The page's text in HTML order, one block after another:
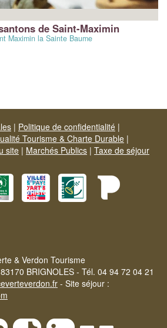
de Saint-Maximin
Maximin la Sainte Baume
| Politique de confidentialité |
Tourisme & Charte Durable |
site | Marchés Publics | Taxe de séjour
& Verdon Tourisme
BRIGNOLES - Tél. 04 94 72 04 21
- Site séjour :